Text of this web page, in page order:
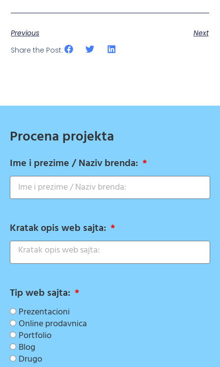
Previous
Next
Share the Post:
Procena projekta
Ime i prezime / Naziv brenda:
Kratak opis web sajta:
Tip web sajta:
Prezentacioni
Online prodavnica
Portfolio
Blog
Drugo